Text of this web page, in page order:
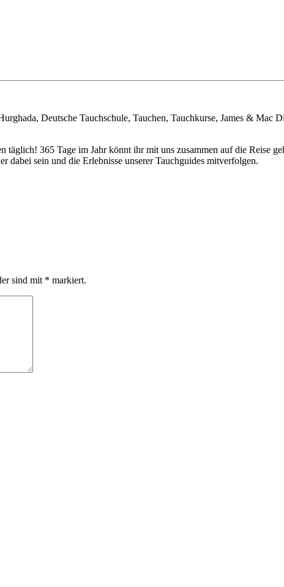
Deutsche Tauchschule, Tauchen, Tauchkurse, James & Mac
täglich! 365 Tage im Jahr könnt ihr mit uns zusammen auf die Reise
sein und die Erlebnisse unserer Tauchguides mitverfolgen.
sind mit * markiert.